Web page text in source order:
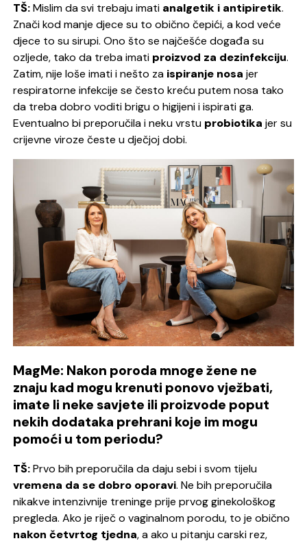
TŠ:Mislim da svi trebaju imati analgetik i antipiretik.
Znači kod manje djece su to obično čepići, a kod veće
djece to su sirupi. Ono što se najčešće događa su
ozljede, tako da treba imati proizvod za dezinfekciju.
Zatim, nije loše imati i nešto za ispiranje nosa jer
respiratorne infekcije se često kreću putem nosa tako
da treba dobro voditi brigu o higijeni i ispirati ga.
Eventualno bi preporučila i neku vrstu probiotika jer su
crijevne viroze česte u dječjoj dobi.
MagMe: Nakon poroda mnoge žene ne
znaju kad mogu krenuti ponovo vježbati,
imate li neke savjete ili proizvode poput
nekih dodataka prehrani koje im mogu
pomoći u tom periodu?
TŠ:Prvo bih preporučila da daju sebi i svom tijelu
vremena da se dobro oporavi. Ne bih preporučila
nikakve intenzivnije treninge prije prvog ginekološkog
pregleda. Ako je riječ o vaginalnom porodu, to je obično
nakon četvrtog tjedna, a ako u pitanju carski rez,